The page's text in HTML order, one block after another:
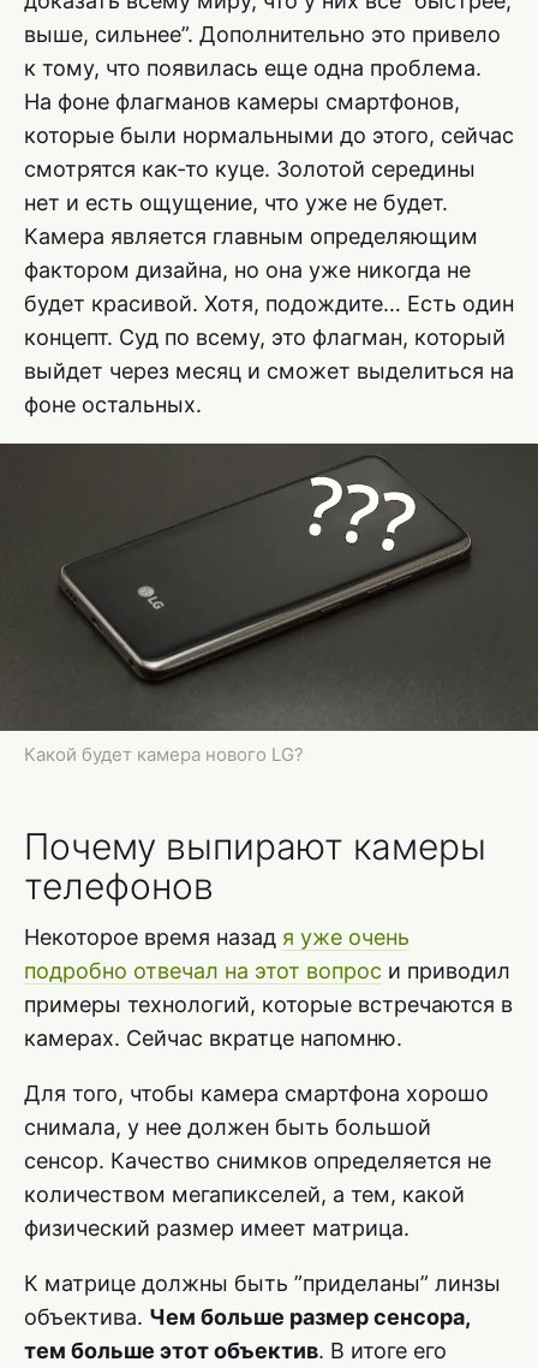
выше, сильнее”. Дополнительно это привело
к тому, что появилась еще одна проблема.
На фоне флагманов камеры смартфонов,
которые были нормальными до этого, сейчас
смотрятся как-то куце. Золотой середины
нет и есть ощущение, что уже не будет.
Камера является главным определяющим
фактором дизайна, но она уже никогда не
будет красивой. Хотя, подождите… Есть один
концепт. Суд по всему, это флагман, который
выйдет через месяц и сможет выделиться на
фоне остальных.
Какой будет камера нового LG?
Почему выпирают камеры
телефонов
Некоторое время назад я уже очень
подробно отвечал на этот вопрос и приводил
примеры технологий, которые встречаются в
камерах. Сейчас вкратце напомню.
Для того, чтобы камера смартфона хорошо
снимала, у нее должен быть большой
сенсор. Качество снимков определяется не
количеством мегапикселей, а тем, какой
физический размер имеет матрица.
К матрице должны быть ”приделаны” линзы
объектива. Чем больше размер сенсора,
тем больше этот объектив. В итоге его